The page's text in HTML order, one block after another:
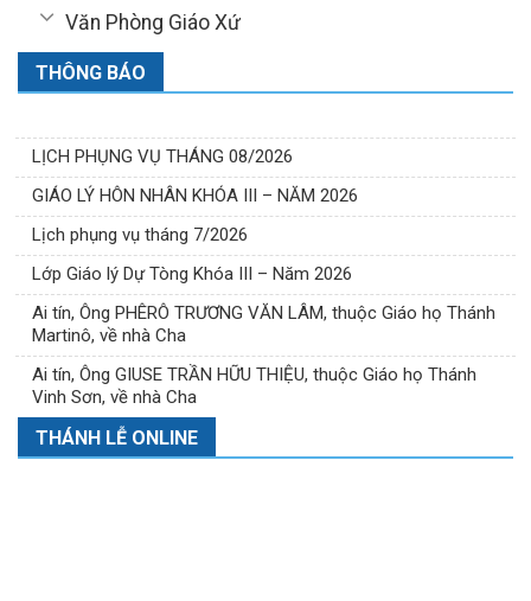
Văn Phòng Giáo Xứ
THÔNG BÁO
LỊCH PHỤNG VỤ THÁNG 08/2026
GIÁO LÝ HÔN NHÂN KHÓA III – NĂM 2026
Lịch phụng vụ tháng 7/2026
Lớp Giáo lý Dự Tòng Khóa III – Năm 2026
Ai tín, Ông PHÊRÔ TRƯƠNG VĂN LÂM, thuộc Giáo họ Thánh
Martinô, về nhà Cha
Ai tín, Ông GIUSE TRẦN HỮU THIỆU, thuộc Giáo họ Thánh
Vinh Sơn, về nhà Cha
THÁNH LỄ ONLINE